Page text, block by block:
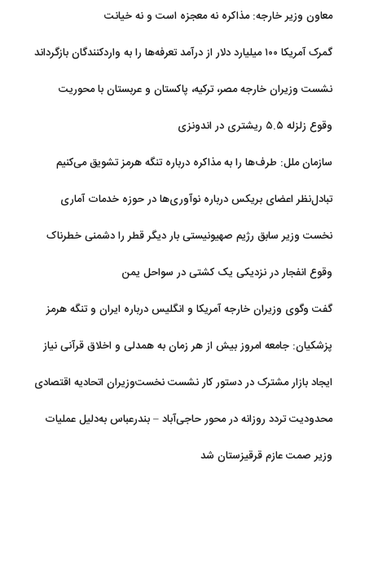
معاون وزیر خارجه: مذاکره نه معجزه است و نه خیانت
گمرک آمریکا ۱۰۰ میلیارد دلار از درآمد تعرفه‌ها را به واردکنندگان بازگرداند
نشست وزیران خارجه مصر، ترکیه، پاکستان و عربستان با محوریت
وقوع زلزله ۵.۵ ریشتری در اندونزی
سازمان ملل: طرف‌ها را به مذاکره درباره تنگه هرمز تشویق می‌کنیم
تبادل‌نظر اعضای بریکس درباره نوآوری‌ها در حوزه خدمات آماری
نخست وزیر سابق رژیم صهیونیستی بار دیگر قطر را دشمنی خطرناک
وقوع انفجار در نزدیکی یک کشتی در سواحل یمن
گفت وگوی وزیران خارجه آمریکا و انگلیس درباره ایران و تنگه هرمز
پزشکیان: جامعه امروز بیش از هر زمان به همدلی و اخلاق قرآنی نیاز
ایجاد بازار مشترک در دستور کار نشست نخست‌وزیران اتحادیه اقتصادی
محدودیت تردد روزانه در محور حاجی‌آباد – بندرعباس به‌دلیل عملیات
وزیر صمت عازم قرقیزستان شد